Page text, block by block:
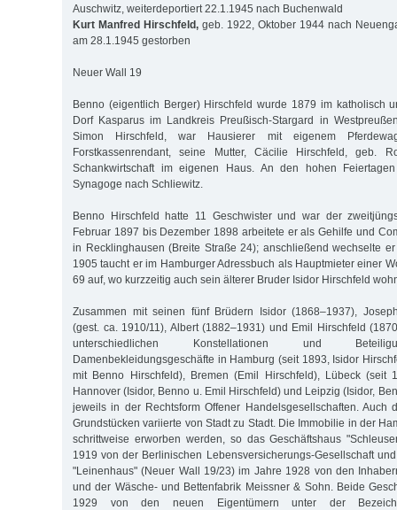
Auschwitz, weiterdeportiert 22.1.1945 nach Buchenwald
Kurt Manfred Hirschfeld, geb. 1922, Oktober 1944 nach
am 28.1.1945 gestorben
Neuer Wall 19
Benno (eigentlich Berger) Hirschfeld wurde 1879 im katholisch
Dorf Kasparus im Landkreis Preußisch-Stargard in
Simon Hirschfeld, war Hausierer mit eigenem
Forstkassenrendant, seine Mutter, Cäcilie Hirschfeld, geb.
Schankwirtschaft im eigenen Haus. An den hohen
Synagoge nach Schliewitz.
Benno Hirschfeld hatte 11 Geschwister und war der
Februar 1897 bis Dezember 1898 arbeitete er als Gehilfe und
in Recklinghausen (Breite Straße 24); anschließend wechselte
1905 taucht er im Hamburger Adressbuch als Hauptmieter einer
69 auf, wo kurzzeitig auch sein älterer Bruder Isidor Hirschfeld
Zusammen mit seinen fünf Brüdern Isidor (1868–1937),
(gest. ca. 1910/11), Albert (1882–1931) und Emil Hirschfeld
unterschiedlichen Konstellationen und
Damenbekleidungsgeschäfte in Hamburg (seit 1893, Isidor
mit Benno Hirschfeld), Bremen (Emil Hirschfeld), Lübeck (seit
Hannover (Isidor, Benno u. Emil Hirschfeld) und Leipzig (Isidor,
jeweils in der Rechtsform Offener Handelsgesellschaften. Auch
Grundstücken variierte von Stadt zu Stadt. Die Immobilie in der
schrittweise erworben werden, so das Geschäftshaus
1919 von der Berlinischen Lebensversicherungs-Gesellschaft
"Leinenhaus" (Neuer Wall 19/23) im Jahre 1928 von den
und der Wäsche- und Bettenfabrik Meissner & Sohn. Beide
1929 von den neuen Eigentümern unter der